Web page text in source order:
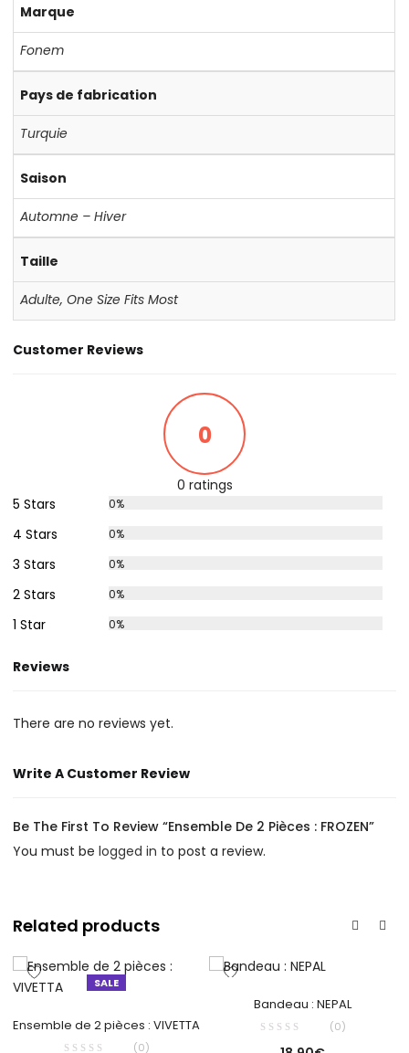
Marque
Fonem
Pays de fabrication
Turquie
Saison
Automne – Hiver
Taille
Adulte,One Size Fits Most
Customer Reviews
0
0 ratings
5 Stars
0%
4 Stars 0%
3 Stars 0%
2 Stars 0%
1 Star 0%
Reviews
There are no reviews yet.
Write A Customer Review
Be The First To Review “Ensemble De 2 Pièces : FROZEN”
You must belogged in to post a review.
Related products
SALE
Ensemble de 2 pièces : VIVETTA
(0)
Bandeau : NEPAL
(0)